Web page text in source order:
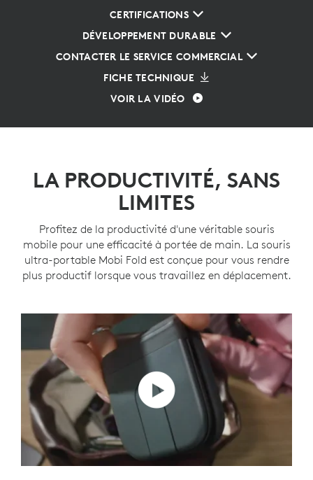
CERTIFICATIONS
DÉVELOPPEMENT DURABLE
CONTACTER LE SERVICE COMMERCIAL
FICHE TECHNIQUE
VOIR LA VIDÉO
LA PRODUCTIVITÉ, SANS
LIMITES
Profitez de la productivité d'une véritable souris
mobile pour une efficacité à portée de main. La souris
ultra-portable Mobi Fold est conçue pour vous rendre
plus productif lorsque vous travaillez en déplacement.